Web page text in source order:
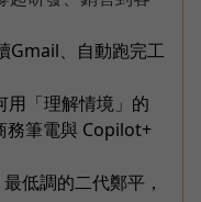
Gmail、自動跑完工
用「理解情境」的
務筆電與 Copilot+
低調的二代鄭平，